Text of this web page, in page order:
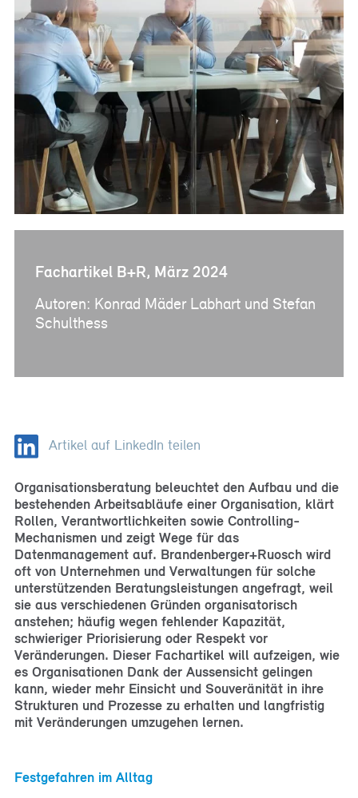
Referenzen
Bauherrenberatung
Immobilienberatung
Unternehmensberatung
Publikationen
News
Fachartikel
PM-Fachbuch
Artikel auf LinkedIn teilen
Organisationsberatung beleuchtet den Aufbau und die
bestehenden Arbeitsabläufe einer Organisation, klärt
Rollen, Verantwortlichkeiten sowie Controlling-
Mechanismen und zeigt Wege für das
Datenmanagement auf. Brandenberger+Ruosch wird
oft von Unternehmen und Verwaltungen für solche
unterstützenden Beratungsleistungen angefragt, weil
sie aus verschiedenen Gründen organisatorisch
anstehen; häufig wegen fehlender Kapazität,
schwieriger Priorisierung oder Respekt vor
Veränderungen. Dieser Fachartikel will aufzeigen, wie
es Organisationen Dank der Aussensicht gelingen
kann, wieder mehr Einsicht und Souveränität in ihre
Strukturen und Prozesse zu erhalten und langfristig
mit Veränderungen umzugehen lernen.
Festgefahren im Alltag
Fachartikel B+R, März 2024
Autoren: Konrad Mäder Labhart und Stefan
Schulthess